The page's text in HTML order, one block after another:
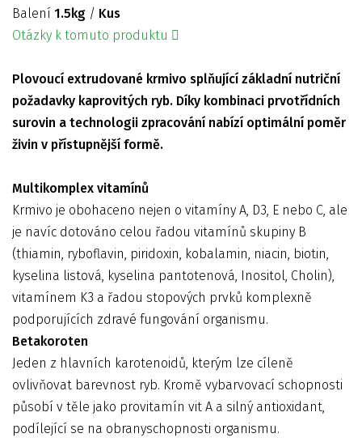
Balení 1.5kg / Kus
Otázky k tomuto produktu
Plovoucí extrudované krmivo splňující základní nutriční
požadavky kaprovitých ryb. Díky kombinaci prvotřídních
surovin a technologii zpracování nabízí optimální poměr
živin v přístupnější formě.
Multikomplex vitamínů
Krmivo je obohaceno nejen o vitamíny A, D3, E nebo C, ale
je navíc dotováno celou řadou vitamínů skupiny B
(thiamin, ryboflavin, piridoxin, kobalamin, niacin, biotin,
kyselina listová, kyselina pantotenová, Inositol, Cholin),
vitamínem K3 a řadou stopových prvků komplexně
podporujících zdravé fungování organismu.
Betakoroten
Jeden z hlavních karotenoidů, kterým lze cíleně
ovlivňovat barevnost ryb. Kromě vybarvovací schopnosti
působí v těle jako provitamín vit A a silný antioxidant,
podílející se na obranyschopnosti organismu.